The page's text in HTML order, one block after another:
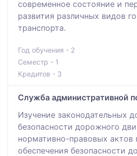
современное состояние и
развития различных видов
транспорта.
Год обучения - 2
Семестр - 1
Кредитов - 3
Служба административной
Изучение законодательных
безопасности дорожного
нормативно-правовых актов
обеспечения безопасности